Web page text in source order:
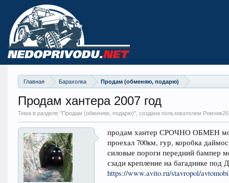
Главная Барахолка Продам (обменяю, подарю)
Продам хантера 2007 год
Тема в разделе "Продам (обменяю, подарю)", создана пользователем
продам хантер СРОЧНО ОБМЕН
проехал 700км, гур, коробка
силовые пороги передний бампер
сзади крепление на багаднике
https://www.avito.ru/stavropol/